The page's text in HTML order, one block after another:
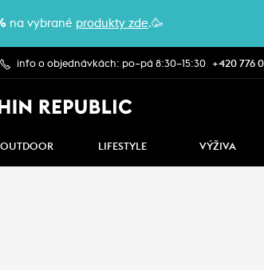
na vybrané produkty zde.🥳
info o objednávkách: po–pá 8:30–15:30 +420 776
OUTDOOR LIFESTYLE VÝŽIVA